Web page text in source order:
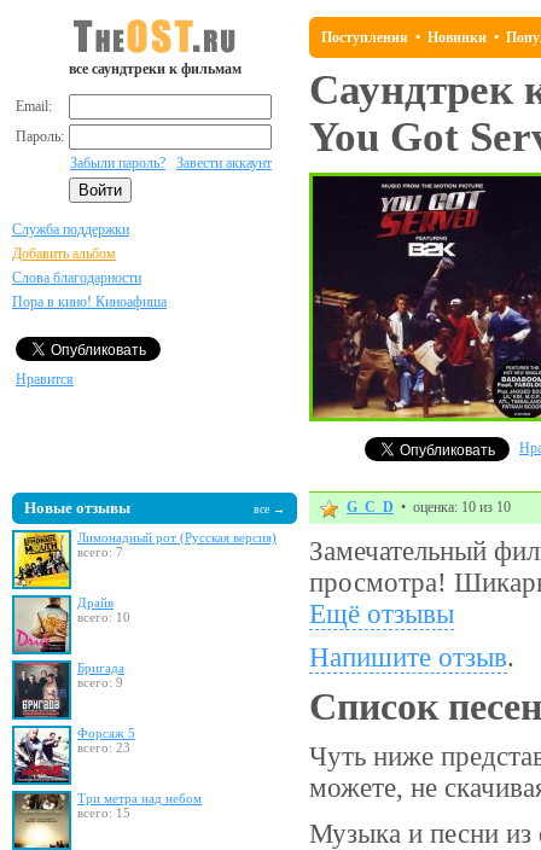
все саундтреки к фильмам
Email:
Пароль:
Забыли пароль?
Завести аккаунт
Служба поддержки
Добавить альбом
Слова благодарности
Пора в кино! Киноафиша
Нравится
Новые отзывы все →
Лимонадный рот (Русская версия)
всего: 7
Драйв
всего: 10
Бригада
всего: 9
Форсаж 5
всего: 23
Три метра над небом
всего: 15
Поступления • Новинки •
Саундтрек
You Got
G_C_D • оценка: 10 из 10
Замечательный
просмотра!
Ещё отзывы
Напишите отзыв.
Список песен
Чуть ниже
можете, не
Музыка и песни